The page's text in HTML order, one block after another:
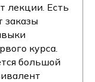
лекции. Есть
заказы
курса.
большой